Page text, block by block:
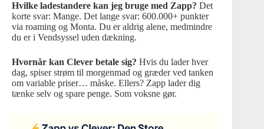
Hvilke ladestandere kan jeg bruge med Zapp? Det
korte svar: Mange. Det lange svar: 600.000+ punkter
via roaming og Monta. Du er aldrig alene, medmindre
du er i Vendsyssel uden dækning.
Hvornår kan Clever betale sig? Hvis du lader hver
dag, spiser strøm til morgenmad og græder ved tanken
om variable priser… måske. Ellers? Zapp lader dig
tænke selv og spare penge. Som voksne gør.